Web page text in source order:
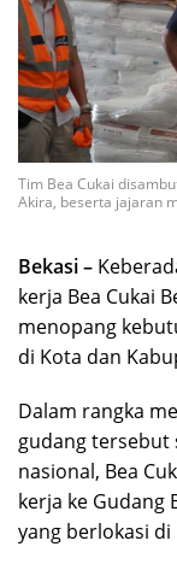
Tim Bea Cukai
Akira, beserta jajaran
Bekasi –
kerja Bea Cukai
menopang
di Kota dan
Dalam rangka
gudang tersebut
nasional, Bea
kerja ke Gudang
yang berlokasi di